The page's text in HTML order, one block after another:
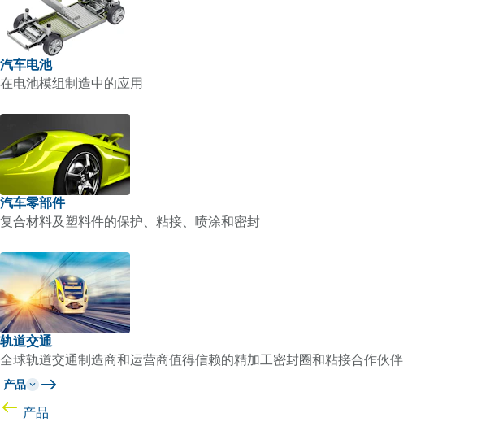
汽车电池
在电池模组制造中的应用
汽车零部件
复合材料及塑料件的保护、粘接、喷涂和密封
轨道交通
全球轨道交通制造商和运营商值得信赖的精加工密封圈和粘接合作伙伴
产品
产品